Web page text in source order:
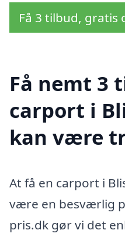
Få 3 tilbud,
Få nemt 3
carport i
kan være
At få en carport i
være en besværlig
pris.dk gør vi det